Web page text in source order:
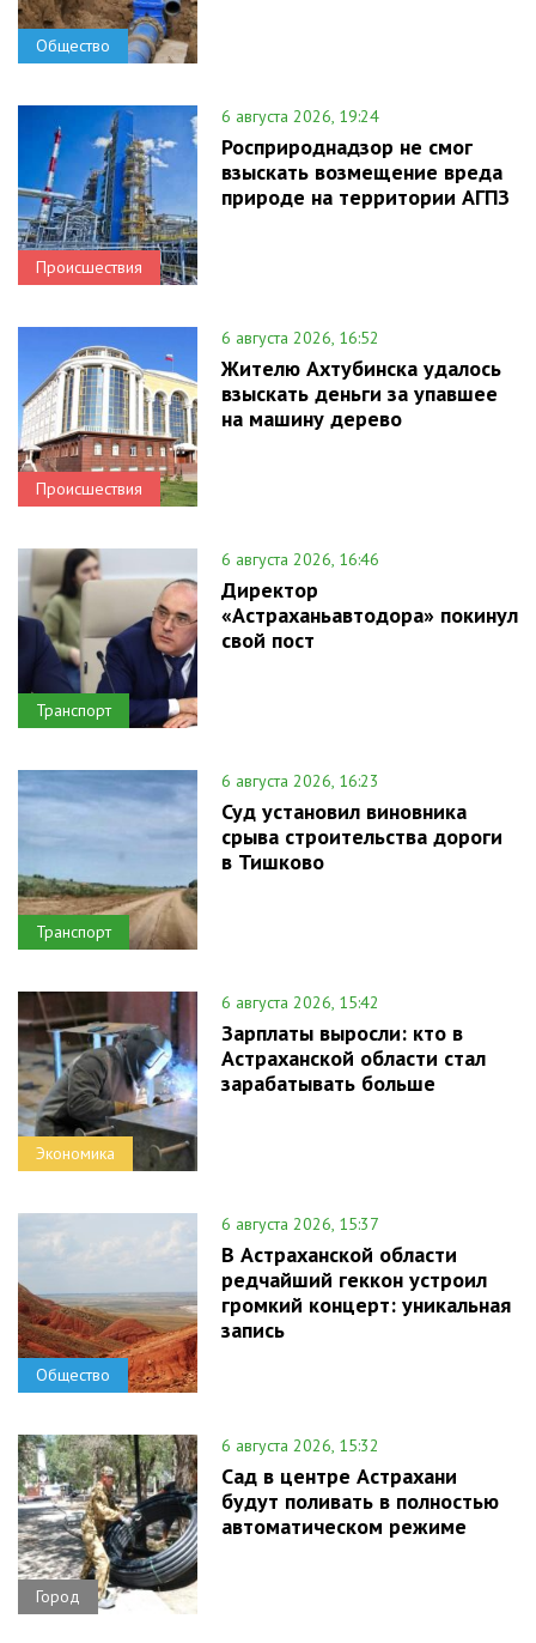
Общество
Происшествия
6 августа 2026, 19:24
Росприроднадзор не смог
взыскать возмещение вреда
природе на территории АГПЗ
Происшествия
6 августа 2026, 16:52
Жителю Ахтубинска удалось
взыскать деньги за упавшее
на машину дерево
Транспорт
6 августа 2026, 16:46
Директор
«Астраханьавтодора» покинул
свой пост
Транспорт
6 августа 2026, 16:23
Суд установил виновника
срыва строительства дороги
в Тишково
Экономика
6 августа 2026, 15:42
Зарплаты выросли: кто в
Астраханской области стал
зарабатывать больше
Общество
6 августа 2026, 15:37
В Астраханской области
редчайший геккон устроил
громкий концерт: уникальная
запись
Город
6 августа 2026, 15:32
Сад в центре Астрахани
будут поливать в полностью
автоматическом режиме